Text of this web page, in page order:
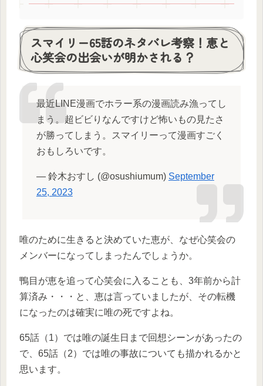
スマイリー65話のネタバレ考察！恵と
心笑会の出会いが明かされる？
最近LINE漫画でホラー系の漫画読み漁ってし
まう。超ビビりなんですけど怖いもの見たさ
が勝ってしまう。スマイリーって漫画すごく
おもしろいです。
— 鈴木おすし (@osushiumum) September
25, 2023
唯のために生きると決めていた恵が、なぜ心笑会の
メンバーになってしまったんでしょうか。
鴨目が恵を追って心笑会に入ることも、3年前から計
算済み・・・と、恵は言っていましたが、その転機
になったのは確実に唯の死ですよね。
65話（1）では唯の誕生日まで回想シーンがあったの
で、65話（2）では唯の事故についても描かれるかと
思います。